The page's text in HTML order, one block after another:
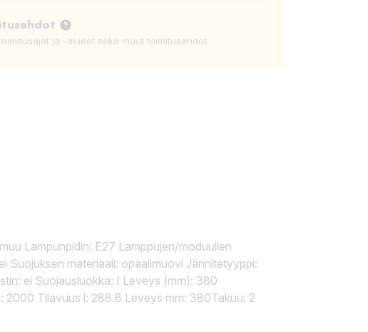
ja -alueet sekä muut toimitusehdot.
Lampunpidin: E27 Lamppujen/moduulien
Suojuksen materiaali: opaalimuovi Jännitetyyppi:
ei Suojausluokka: I Leveys (mm): 380
2000 Tilavuus l: 288.8 Leveys mm: 380Takuu: 2